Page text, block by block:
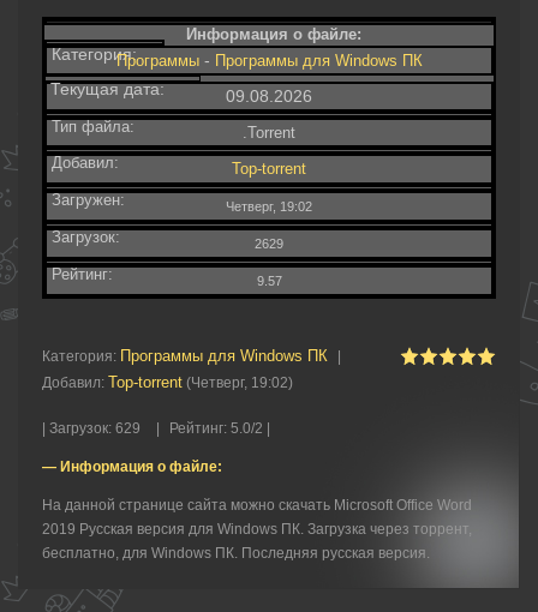
Информация о файле:
Категория:Программы- Программы для Windows ПК
Текущая дата: 09.08.2026
Тип файла:
.Torrent
Добавил:
Top-torrent
Загружен:
Четверг, 19:02
Загрузок: 2629
Рейтинг: 9.57
Категория: Программы для Windows ПК
Добавил: Top-torrent (Четверг, 19:02)
Загрузок: 629 Рейтинг: 5.0/2 |
— Информация о файле:
На данной странице сайта можно скачать Microsoft Office Word
2019 Русская версия для Windows ПК. Загрузка через торрент,
бесплатно, для Windows ПК. Последняя русская версия.